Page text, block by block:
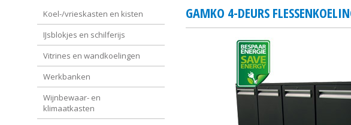
Koel-/vrieskasten en kisten
IJsblokjes en schilferijs
Vitrines en wandkoelingen
Werkbanken
Wijnbewaar- en
klimaatkasten
GAMKO 4-DEURS